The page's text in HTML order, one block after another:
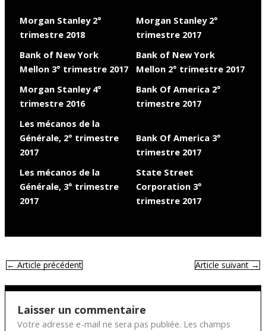
Morgan Stanley 2°
trimestre 2018
Morgan Stanley 2°
trimestre 2017
Bank of New York
Mellon 3° trimestre 2017
Bank of New York
Mellon 2° trimestre 2017
Morgan Stanley 4°
trimestre 2016
Bank Of America 2°
trimestre 2017
Les mécanos de la
Générale, 2° trimestre
2017
Bank Of America 3°
trimestre 2017
Les mécanos de la
Générale, 3° trimestre
2017
State Street
Corporation 3°
trimestre 2017
←Article précédent Article suivant→
Laisser un commentaire
Votre adresse e-mail ne sera pas publiée. Les champs